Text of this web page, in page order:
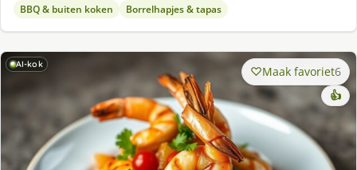
BBQ & buiten koken Borrelhapjes & tapas
AI-kok Maak favoriet6
👍